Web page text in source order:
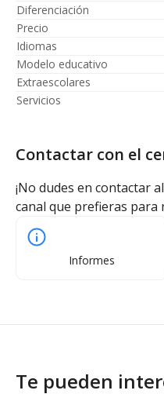
Diferenciación
Precio
Idiomas
Modelo educativo
Extraescolares
Servicios
Contactar con el
¡No dudes en contactar
canal que prefieras para
Informes
Te pueden